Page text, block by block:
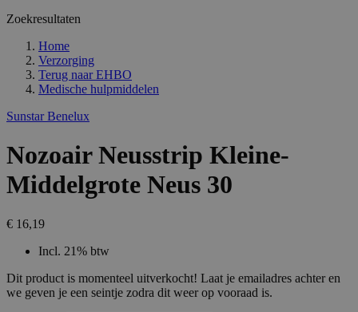
Zoekresultaten
Home
Verzorging
Terug naar EHBO
Medische hulpmiddelen
Sunstar Benelux
Nozoair Neusstrip Kleine-
Middelgrote Neus 30
€ 16,19
Incl. 21% btw
Dit product is momenteel uitverkocht! Laat je emailadres achter en
we geven je een seintje zodra dit weer op vooraad is.